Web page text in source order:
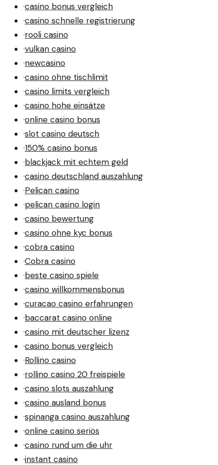
·casino bonus vergleich
·casino schnelle registrierung
·rooli casino
·vulkan casino
·newcasino
·casino ohne tischlimit
·casino limits vergleich
·casino hohe einsätze
·online casino bonus
·slot casino deutsch
·150% casino bonus
·blackjack mit echtem geld
·casino deutschland auszahlung
·Pelican casino
·pelican casino login
·casino bewertung
·casino ohne kyc bonus
·cobra casino
·Cobra casino
·beste casino spiele
·casino willkommensbonus
·curacao casino erfahrungen
·baccarat casino online
·casino mit deutscher lizenz
·casino bonus vergleich
·Rollino casino
·rollino casino 20 freispiele
·casino slots auszahlung
·casino ausland bonus
·spinanga casino auszahlung
·online casino seriös
·casino rund um die uhr
·instant casino